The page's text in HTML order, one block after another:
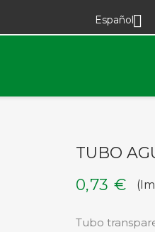
Español
TUBO
0,73 €
Tubo